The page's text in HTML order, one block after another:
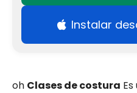
Instalar
oh Clases de costura